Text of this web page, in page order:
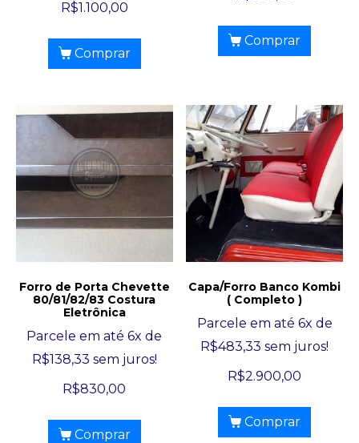
R$1.100,00
Comprar
Comprar
Forro de Porta Chevette
80/81/82/83 Costura
Eletrônica
Parcele em até 6x de
R$138,33 sem juros!
R$830,00
Comprar
Capa/Forro Banco Kombi
( Completo )
Parcele em até 6x de
R$483,33 sem juros!
R$2.900,00
Comprar